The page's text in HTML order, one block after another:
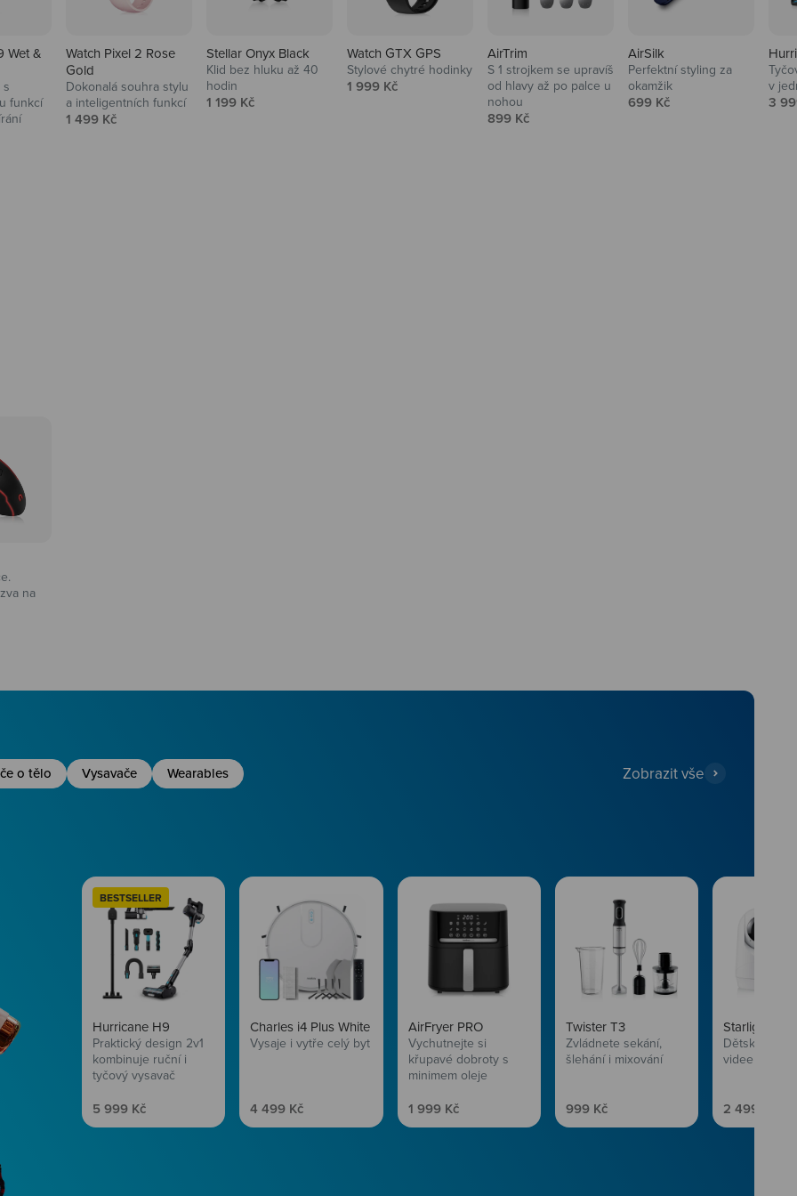
Wet &
s
funkcí
Watch Pixel 2 Rose
Gold
Dokonalá souhra stylu
a inteligentních funkcí
Prodejní cena
1 499 Kč
Stellar Onyx Black
Klid bez hluku až 40
hodin
Prodejní cena
1 199 Kč
Watch GTX GPS
Stylové chytré hodinky
Prodejní cena
1 999 Kč
AirTrim
S 1 strojkem se upravíš
od hlavy až po palce u
nohou
Prodejní cena
899 Kč
AirSilk
Perfektní styling za
okamžik
Prodejní cena
699 Kč
v
3
na
o tělo Vysavače Wearables Zobrazit vše
BESTSELLER
Hurricane H9
Praktický design 2v1
kombinuje ruční i
tyčový vysavač
Prodejní cena
5 999 Kč
Charles i4 Plus White
Vysaje i vytře celý byt
Prodejní cena
4 499 Kč
AirFryer PRO
Vychutnejte si
křupavé dobroty s
minimem oleje
Prodejní cena
1 999 Kč
Twister T3
Zvládnete sekání,
šlehání i mixování
Prodejní cena
999 Kč
Starlight SL5
Dětská
videem
Prodejní
2 499 Kč
Péče o vlasy